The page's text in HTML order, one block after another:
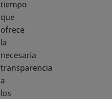
tiempo
que
ofrece
la
necesaria
transparencia
a
los